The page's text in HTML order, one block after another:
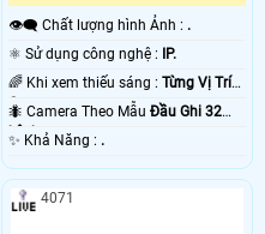
👁️‍🗨 Chất lượng hình Ảnh : .
⚛️ Sử dụng công nghệ :
IP.
🌈 Khi xem thiếu sáng :Từng Vị Trí
Camera .
🐜 Camera Theo MẫuĐầu Ghi 32
kênh.
️✨ Khả Năng : .
4071